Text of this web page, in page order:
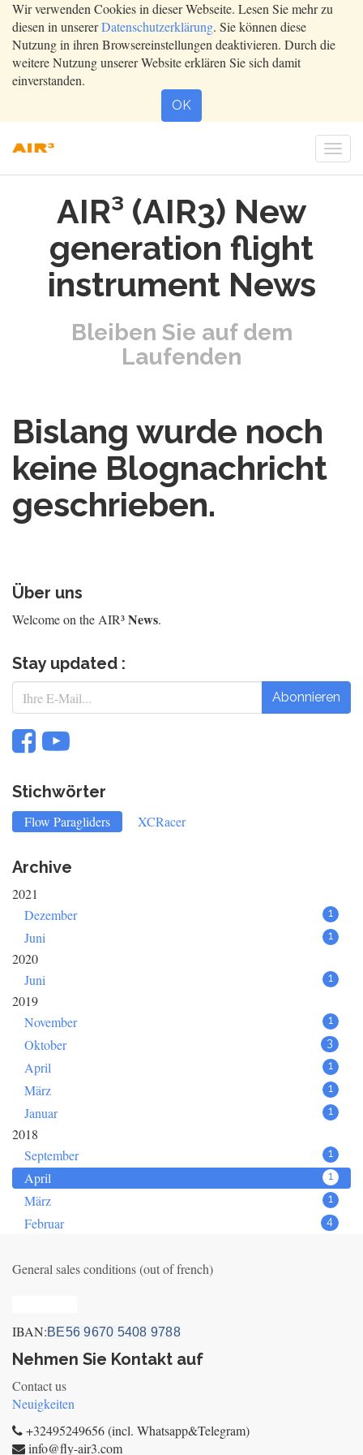
Wir verwenden Cookies in dieser Webseite. Lesen Sie mehr zu
diesen in unsererDatenschutzerklärung. Sie können diese
Nutzung in ihren Browsereinstellungen deaktivieren. Durch die
weitere Nutzung unserer Website erklären Sie sich damit
einverstanden.
OK
AIR³ (AIR3) New
generation flight
instrument News
Bleiben Sie auf dem
Laufenden
Bislang wurde noch
keine Blognachricht
geschrieben.
Über uns
Welcome on the AIR³News.
Stay updated :
Abonnieren
Stichwörter
Flow Paragliders XCRacer
Archive
2021
Dezember
1
Juni 1
2020
Juni
1
2019
November
1
Oktober 3
April 1
März 1
Januar 1
2018
September
1
April 1
März 1
Februar 4
General sales conditions (out of french)
IBAN:BE56 9670 5408 9788
Nehmen Sie Kontakt auf
Contact us
Neuigkeiten
+32495249656 (incl. Whatsapp&Telegram)
info@fly-air3.com